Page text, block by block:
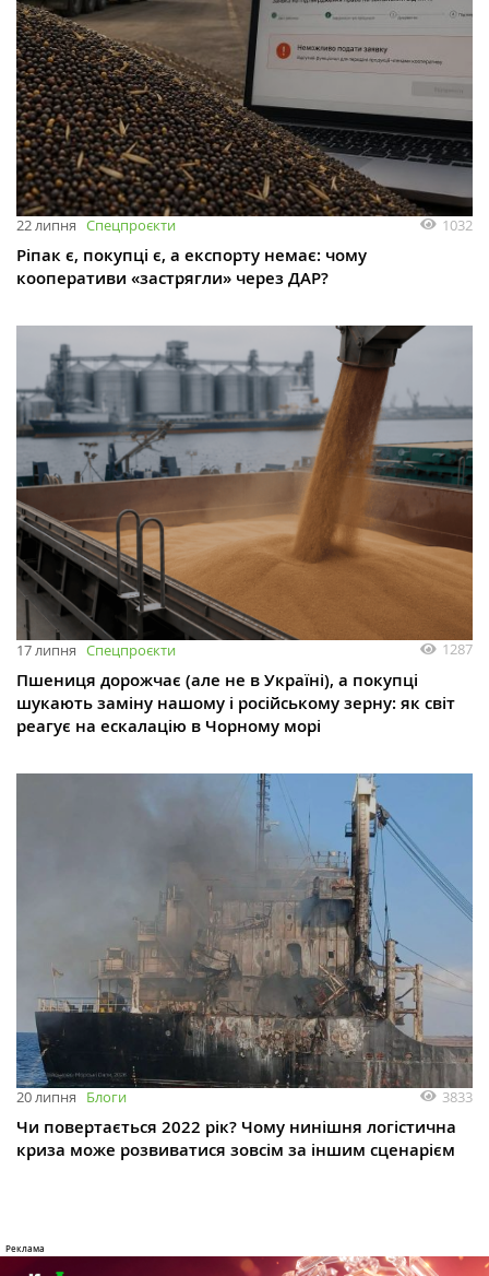
22 липня Спецпроєкти 1032
Ріпак є, покупці є, а експорту немає: чому
кооперативи «застрягли» через ДАР?
17 липня Спецпроєкти 1287
Пшениця дорожчає (але не в Україні), а покупці
шукають заміну нашому і російському зерну: як світ
реагує на ескалацію в Чорному морі
20 липня Блоги 3833
Чи повертається 2022 рік? Чому нинішня логістична
криза може розвиватися зовсім за іншим сценарієм